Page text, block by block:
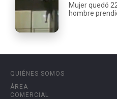
Mujer quedó
hombre
QUIÉNES SOMOS
ÁREA
COMERCIAL